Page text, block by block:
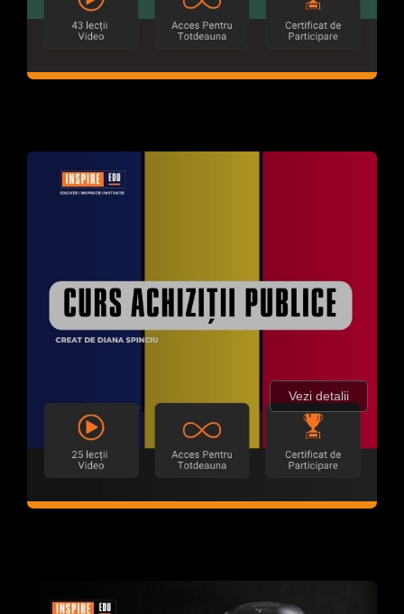
Vezi detalii